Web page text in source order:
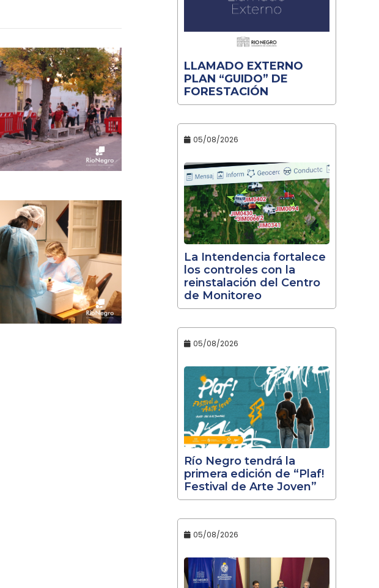
LLAMADO EXTERNO
PLAN “GUIDO” DE
FORESTACIÓN
05/08/2026
La Intendencia fortalece
los controles con la
reinstalación del Centro
de Monitoreo
05/08/2026
Río Negro tendrá la
primera edición de “Plaf!
Festival de Arte Joven”
05/08/2026